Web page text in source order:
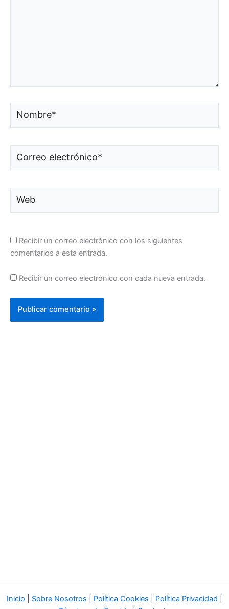
Correo
electrónico*
Recibir un correo electrónico con los siguientes
comentarios a esta entrada.
Recibir un correo electrónico con cada nueva entrada.
Inicio Sobre Nosotros Política Cookies Política Privacidad